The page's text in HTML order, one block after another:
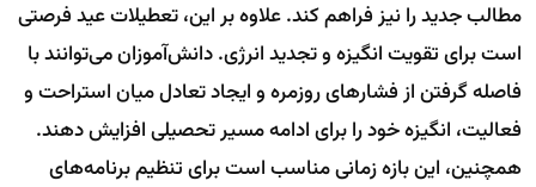
مطالب جدید را نیز فراهم کند. علاوه بر این، تعطیلات عید فرصتی
است برای تقویت انگیزه و تجدید انرژی. دانش‌آموزان می‌توانند با
فاصله گرفتن از فشارهای روزمره و ایجاد تعادل میان استراحت و
فعالیت، انگیزه خود را برای ادامه مسیر تحصیلی افزایش دهند.
همچنین، این بازه زمانی مناسب است برای تنظیم برنامه‌های